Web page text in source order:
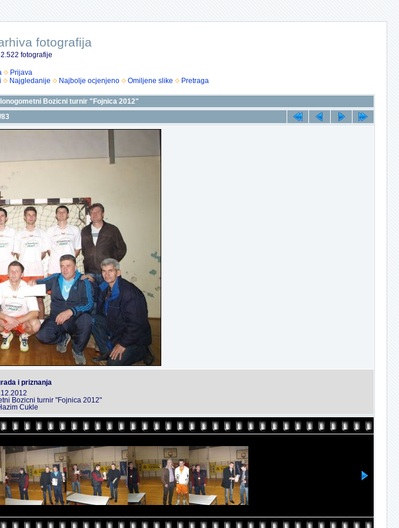
fotografija
fotografije
Prijava
Najgledanije Najbolje ocjenjeno Omiljene slike Pretraga
Bozicni turnir "Fojnica 2012"
i priznanja
Bozicni turnir "Fojnica 2012"
Cukle